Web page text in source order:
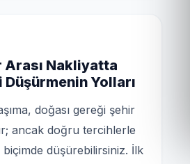
Arası Nakliyatta
Yolları
doğası gereği şehir
ancak doğru tercihlerle
düşürebilirsiniz. İlk